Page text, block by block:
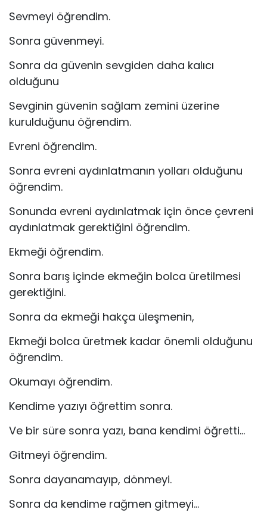
Sevmeyi öğrendim.
Sonra güvenmeyi.
Sonra da güvenin sevgiden daha kalıcı
olduğunu
Sevginin güvenin sağlam zemini üzerine
kurulduğunu öğrendim.
Evreni öğrendim.
Sonra evreni aydınlatmanın yolları olduğunu
öğrendim.
Sonunda evreni aydınlatmak için önce çevreni
aydınlatmak gerektiğini öğrendim.
Ekmeği öğrendim.
Sonra barış içinde ekmeğin bolca üretilmesi
gerektiğini.
Sonra da ekmeği hakça üleşmenin,
Ekmeği bolca üretmek kadar önemli olduğunu
öğrendim.
Okumayı öğrendim.
Kendime yazıyı öğrettim sonra.
Ve bir süre sonra yazı, bana kendimi öğretti…
Gitmeyi öğrendim.
Sonra dayanamayıp, dönmeyi.
Sonra da kendime rağmen gitmeyi…